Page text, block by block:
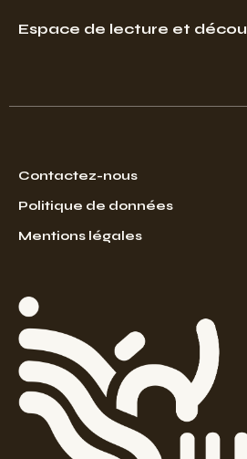
Espace de lecture et
Contactez-nous
Politique de données
Mentions légales